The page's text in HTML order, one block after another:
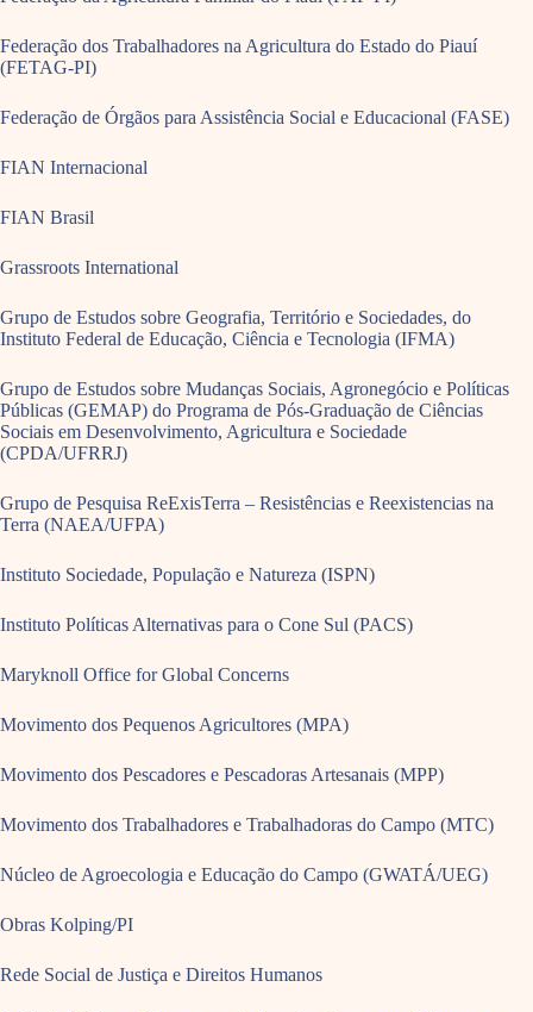
Federação dos Trabalhadores na Agricultura do Estado do Piauí
(FETAG-PI)
Federação de Órgãos para Assistência Social e Educacional (FASE)
FIAN Internacional
FIAN Brasil
Grassroots International
Grupo de Estudos sobre Geografia, Território e Sociedades, do
Instituto Federal de Educação, Ciência e Tecnologia (IFMA)
Grupo de Estudos sobre Mudanças Sociais, Agronegócio e Políticas
Públicas (GEMAP) do Programa de Pós-Graduação de Ciências
Sociais em Desenvolvimento, Agricultura e Sociedade
(CPDA/UFRRJ)
Grupo de Pesquisa ReExisTerra – Resistências e Reexistencias na
Terra (NAEA/UFPA)
Instituto Sociedade, População e Natureza (ISPN)
Instituto Políticas Alternativas para o Cone Sul (PACS)
Maryknoll Office for Global Concerns
Movimento dos Pequenos Agricultores (MPA)
Movimento dos Pescadores e Pescadoras Artesanais (MPP)
Movimento dos Trabalhadores e Trabalhadoras do Campo (MTC)
Núcleo de Agroecologia e Educação do Campo (GWATÁ/UEG)
Obras Kolping/PI
Rede Social de Justiça e Direitos Humanos